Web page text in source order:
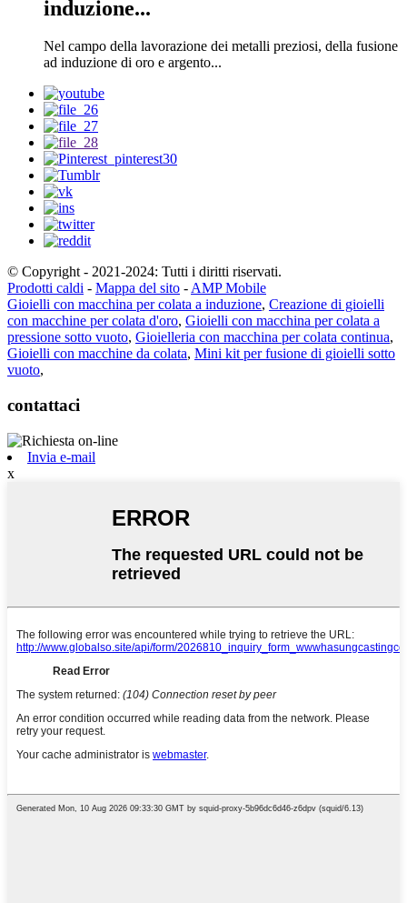
induzione...
Nel campo della lavorazione dei metalli preziosi, della fusione
ad induzione di oro e argento...
© Copyright - 2021-2024: Tutti i diritti riservati.
Prodotti caldi - Mappa del sito -AMP Mobile
Gioielli con macchina per colata a induzione, Creazione di gioielli
con macchine per colata d'oro, Gioielli con macchina per colata a
pressione sotto vuoto, Gioielleria con macchina per colata continua,
Gioielli con macchine da colata, Mini kit per fusione di gioielli sotto
vuoto,
contattaci
Invia e-mail
x